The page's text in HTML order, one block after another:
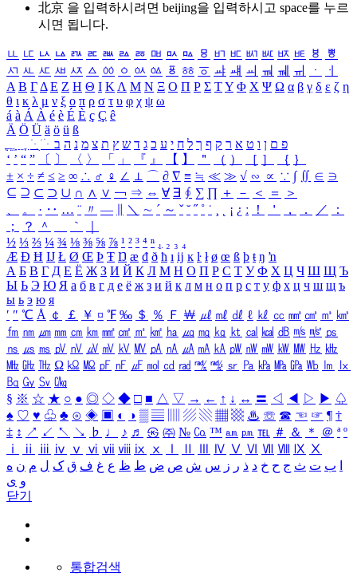
北京 을 입력하시려면 beijing을 입력하시고 space를 누르
시면 됩니다.
ㅥ ㅦ ㅧ ㅨ ㅩ ㅪ ㅫ ㅬ ㅭ ㅮ ㅯ ㅰ ㅱ ㅲ ㅳ ㅴ ㅵ ㅶ ㅷ ㅸ
ㅹ
ㅺ ㅻ ㅼ ㅽ ㅾ ㅿ ㆀ ㆁ ㆂ ㆃ ㆄ ㆅ ㆆ ㆇ ㆈ ㆉ ㆊ ㆋ ㆌ ㆍ
ㆎ
Α Β ΓΔ Ε Ζ Η Θ Ι ΚΛ Μ Ν Ξ Ο Π Ρ Σ ΤΥ Φ Χ Ψ Ω α β γ δ ε ζ η
θ ι κ λ μ ν ξ ο π ρ σ τ υ φ χ ψ ω
á à Á À é è É È ç Ç ê
Ä Ö Ü ä ö ü ß
ִֶֹ ֻּ ׁׂ פ ם ן ו ט א ר ק ף ך ל ח י ע כ ג ד ש ץ ת צ מ נ ה ב
‘ ’ “ ” 〔 〕 〈 〉 「 」 『 』 【 】 ＂ （ ） ［ ］ ｛ ｝
± × ÷ ≠ ≤ ≥ ∞ ∴ ♂ ♀ ∠ ⊥ ⌒ ∂ ∇ ≡ ≒ ≪ ≫ √ ∽ ∝ ∵ ∫ ∬ ∈ ∋
⊆ ⊇ ⊂ ⊃ ∪ ∩ ∧ ∨ ￢ ⇒ ⇔ ∀ ∃ ∮ ∑ ∏ ＋ － ＜ ＝
＞
、
。 · ‥ … ¨ 〃 ― ＼ ∼ ´ ～ ˇ ˘ ˝ ˚ ˙ ¸ ¡ ¿ ː ！ ＇ ， ． ／
：
；
？ ＾ ｀
½ ⅓ ⅔ ¼ ¾ ⅛ ⅜ ⅝ ⅞ ¹ ² ³ ⁴ ⁿ ₁ ₂ ₃ ₄
Æ Ð Ħ Ĳ Ł Ø Œ Þ Ŧ Ŋ æ đ ð ħ ı ĳ ĸ ŀ ł ø œ ß þ ŧ ŋ ŉ
А Б В Г Д Е Ё Ж З И Й К Л М Н О П Р С Т У Ф Х Ц Ч Ш Щ Ъ
Ы Ь Э Ю Я а б в г д е ё ж з и й к л м н о п р с т у ф х ц ч ш щ ъ
ы ь э ю я
′ ″ ℃ Å ￠ ￡ ￥ ¤ ℉ ‰ ＄ ％ Ｆ ￦ ㎕ ㎖ ㎗ ℓ ㎘ ㏄ ㎣ ㎤ ㎥ ㎦
㎙ ㎚ ㎛ ㎜ ㎝ ㎞ ㎟ ㎠ ㎡ ㎢ ㏊ ㎍ ㎎ ㎏ ㏏ ㎈ ㎉ ㏈ ㎧ ㎨ ㎰
㎱ ㎲ ㎳ ㎴ ㎵ ㎶ ㎷ ㎸ ㎹ ㎀ ㎁ ㎂ ㎃ ㎄ ㎺ ㎻ ㎽ ㎾ ㎿ ㎐ ㎑
㎒ ㎓ ㎔ Ω ㏀ ㏁ ㎊ ㎋ ㎌ ㏖ ㏅ ㎭ ㎮ ㎯ ㏛ ㎩ ㎪ ㎫ ㎬ ㏝ ㏐
㏓
㏃ ㏉ ㏜ ㏆
§ ※ ☆ ★ ○ ● ◎ ◇ ◆ □ ■ △ ▽ → ← ↑ ↓ ↔ 〓 ◁ ◀ ▷ ▶ ♤
♠ ♡ ♥ ♧ ♣ ⊙ ◈ ▣ ◐ ◑ ▒ ▤ ▨ ▧ ▦ ▩ ♨ ☏ ☎ ☜ ☞ ¶ †
‡ ↕ ↗ ↙ ↖ ↘ ♭ ♩ ♪ ♬ ㉿ ㈜ № ㏇ ™ ㏂ ㏘ ℡ ＃ ＆ ＊ ＠ ª º
ⅰ
ⅱ ⅲ ⅳ ⅴ ⅵ ⅶ ⅷ ⅸ ⅹ Ⅳ Ⅴ Ⅵ Ⅶ Ⅷ Ⅸ Ⅹ
ب ت ث ج ح خ د ذ ر ز س ش ص ض ط ظ ع غ ف ق ک ل م ن ه
و ی
닫기
통합검색